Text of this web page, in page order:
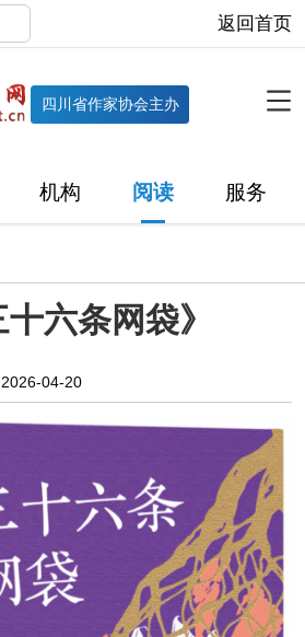
返回首页
四川省作家协会主办
机构 阅读 服务
员 主管社团 专门委员会
态
文学评论
读 文学访谈 作家新作
十六条网袋》
04-20